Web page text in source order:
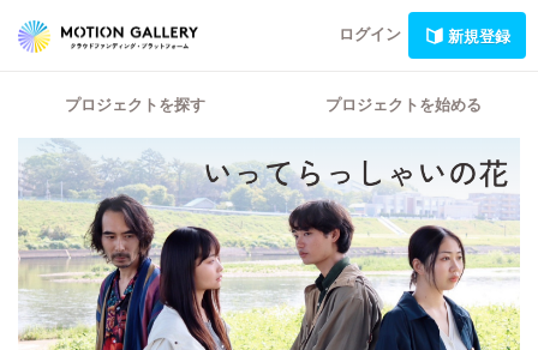
ログイン 新規登録
プロジェクトを探す プロジェクトを始める